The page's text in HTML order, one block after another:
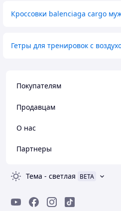
Кроссовки balenciaga cargo
Гетры для тренировок с
Покупателям
Продавцам
О нас
Партнеры
Тема - светлая BETA